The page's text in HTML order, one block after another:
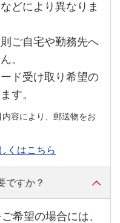
どにより異なりま
ご自宅や勤務先へ
。
ド受け取り希望の
す。
容により、郵送物をお
くはこちら
ですか？
希望の場合には、